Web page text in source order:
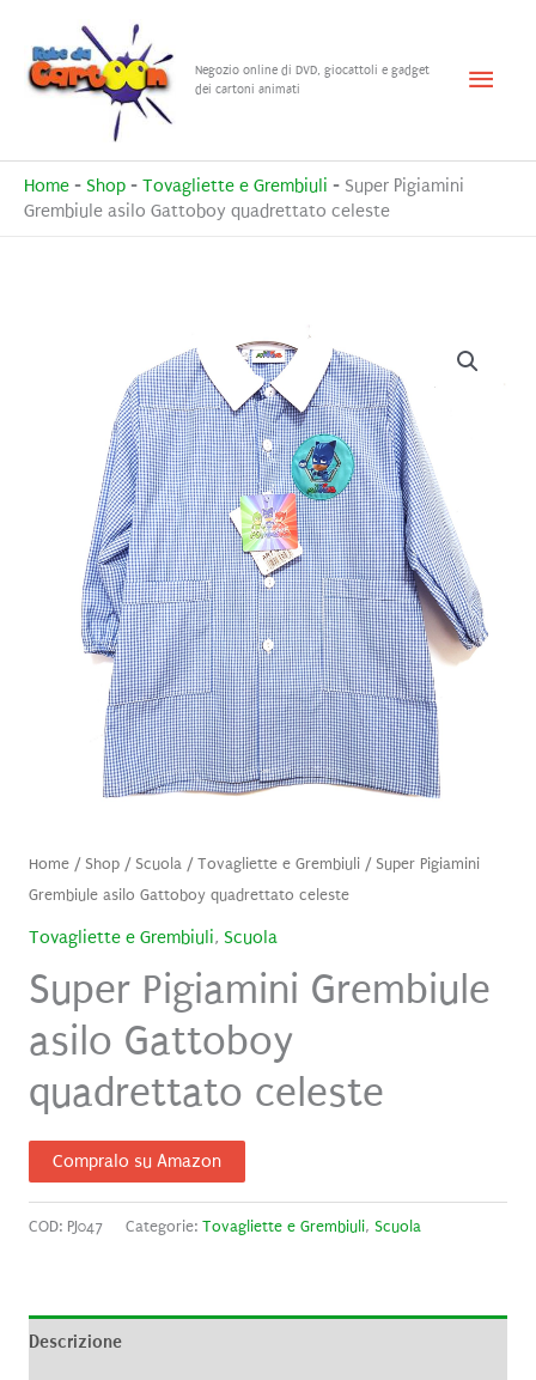
contenuto
Negozio online di DVD, giocattoli e gadget
dei cartoni animati
Menu
Home - Shop - Tovagliette e Grembiuli - Super Pigiamini
Grembiule asilo Gattoboy quadrettato celeste
Home/ Shop/ Scuola/Tovagliette e Grembiuli/ Super Pigiamini
Grembiule asilo Gattoboy quadrettato celeste
Tovagliette e Grembiuli, Scuola
Super Pigiamini Grembiule
asilo Gattoboy
quadrettato celeste
Compralo su Amazon
COD: PJ047 Categorie: Tovagliette e Grembiuli, Scuola
Descrizione